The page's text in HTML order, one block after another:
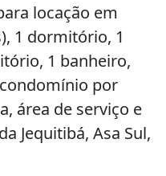
locação em
1 dormitório, 1
1 banheiro,
por
área de serviço e
Jequitibá, Asa Sul,